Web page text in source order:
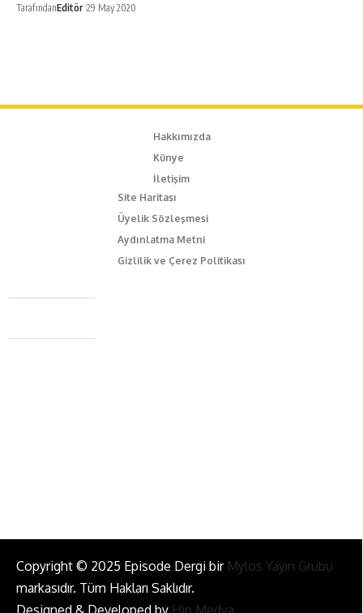
TarafındanEditör 29 May 2020
Hakkımızda
Künye
İletişim
Site Haritası
Üyelik Sözleşmesi
Aydınlatma Metni
Gizlilik ve Çerez Politikası
Caferağa Mah. Dr. Şakir Paşa Sok. No3/A Kadıköy İstanbul
+90 543 345 46 00
Copyright © 2025 Episode Dergi bir Mylos Yayın Grubu
markasıdır. Tüm Hakları Saklıdır.
Designed & Developed by Hip Medya